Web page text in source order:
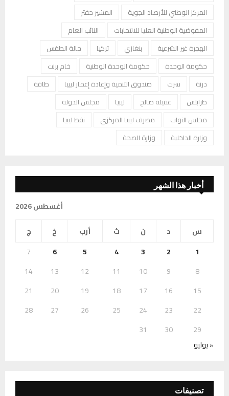
المركز الوطني للأرصاد الجوية
المشير حفتر
المفوضية الوطنية العليا للانتخابات
النائب العام
الهجرة غير الشرعية
بنغازي تركيا
حالة الطقس
حكومة الوحدة
حكومة الوحدة الوطنية
خام برنت
درنة
سرت صندوق التنمية وإعادة إعمار ليبيا
طاقة
طرابلس
عقيلة صالح ليبيا
مجلس الدولة
مجلس النواب
مصرف ليبيا المركزي
نفط ليبيا
وزارة الداخلية
وزارة الصحة
أخبار هذا الشهر
أغسطس 2026
س
د ن ث أرب خ
ج
1
2
3
4
5
6
7
8
9
10
11
12
13
14
15
16
17
18
19
20
21
22
23
24
25
26
27
28
29
30
31
« يوليو
تصنيفات